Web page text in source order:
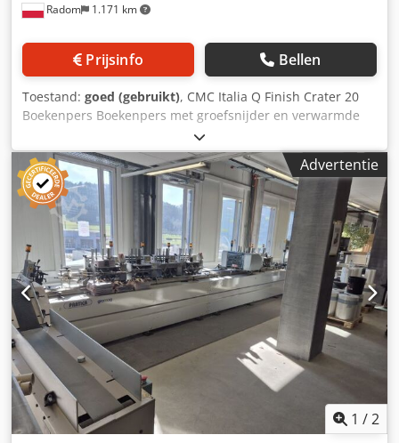
Radom 1.171 km
Prijsinfo Bellen
Toestand: goed (gebruikt), CMC Italia Q Finish Crater 20
Boekenpers Boekenpers met groefsnijder en verwarmde
drukplaten. Gefabriceerd door CMC, Italië. Technische
specificaties: Maximaal formaat: 420 x 500 x 80 mm
Gewicht: 420 kg Druk: 5000 kg Ingebouwde hydraulische
eenheid. Dcsdpfx Adozmu N Rjyok Automatische invoer
van boeken. Automatische formatherkenning.
Stroomvoorziening: 380V + perslucht.
Advertentie
1 /2